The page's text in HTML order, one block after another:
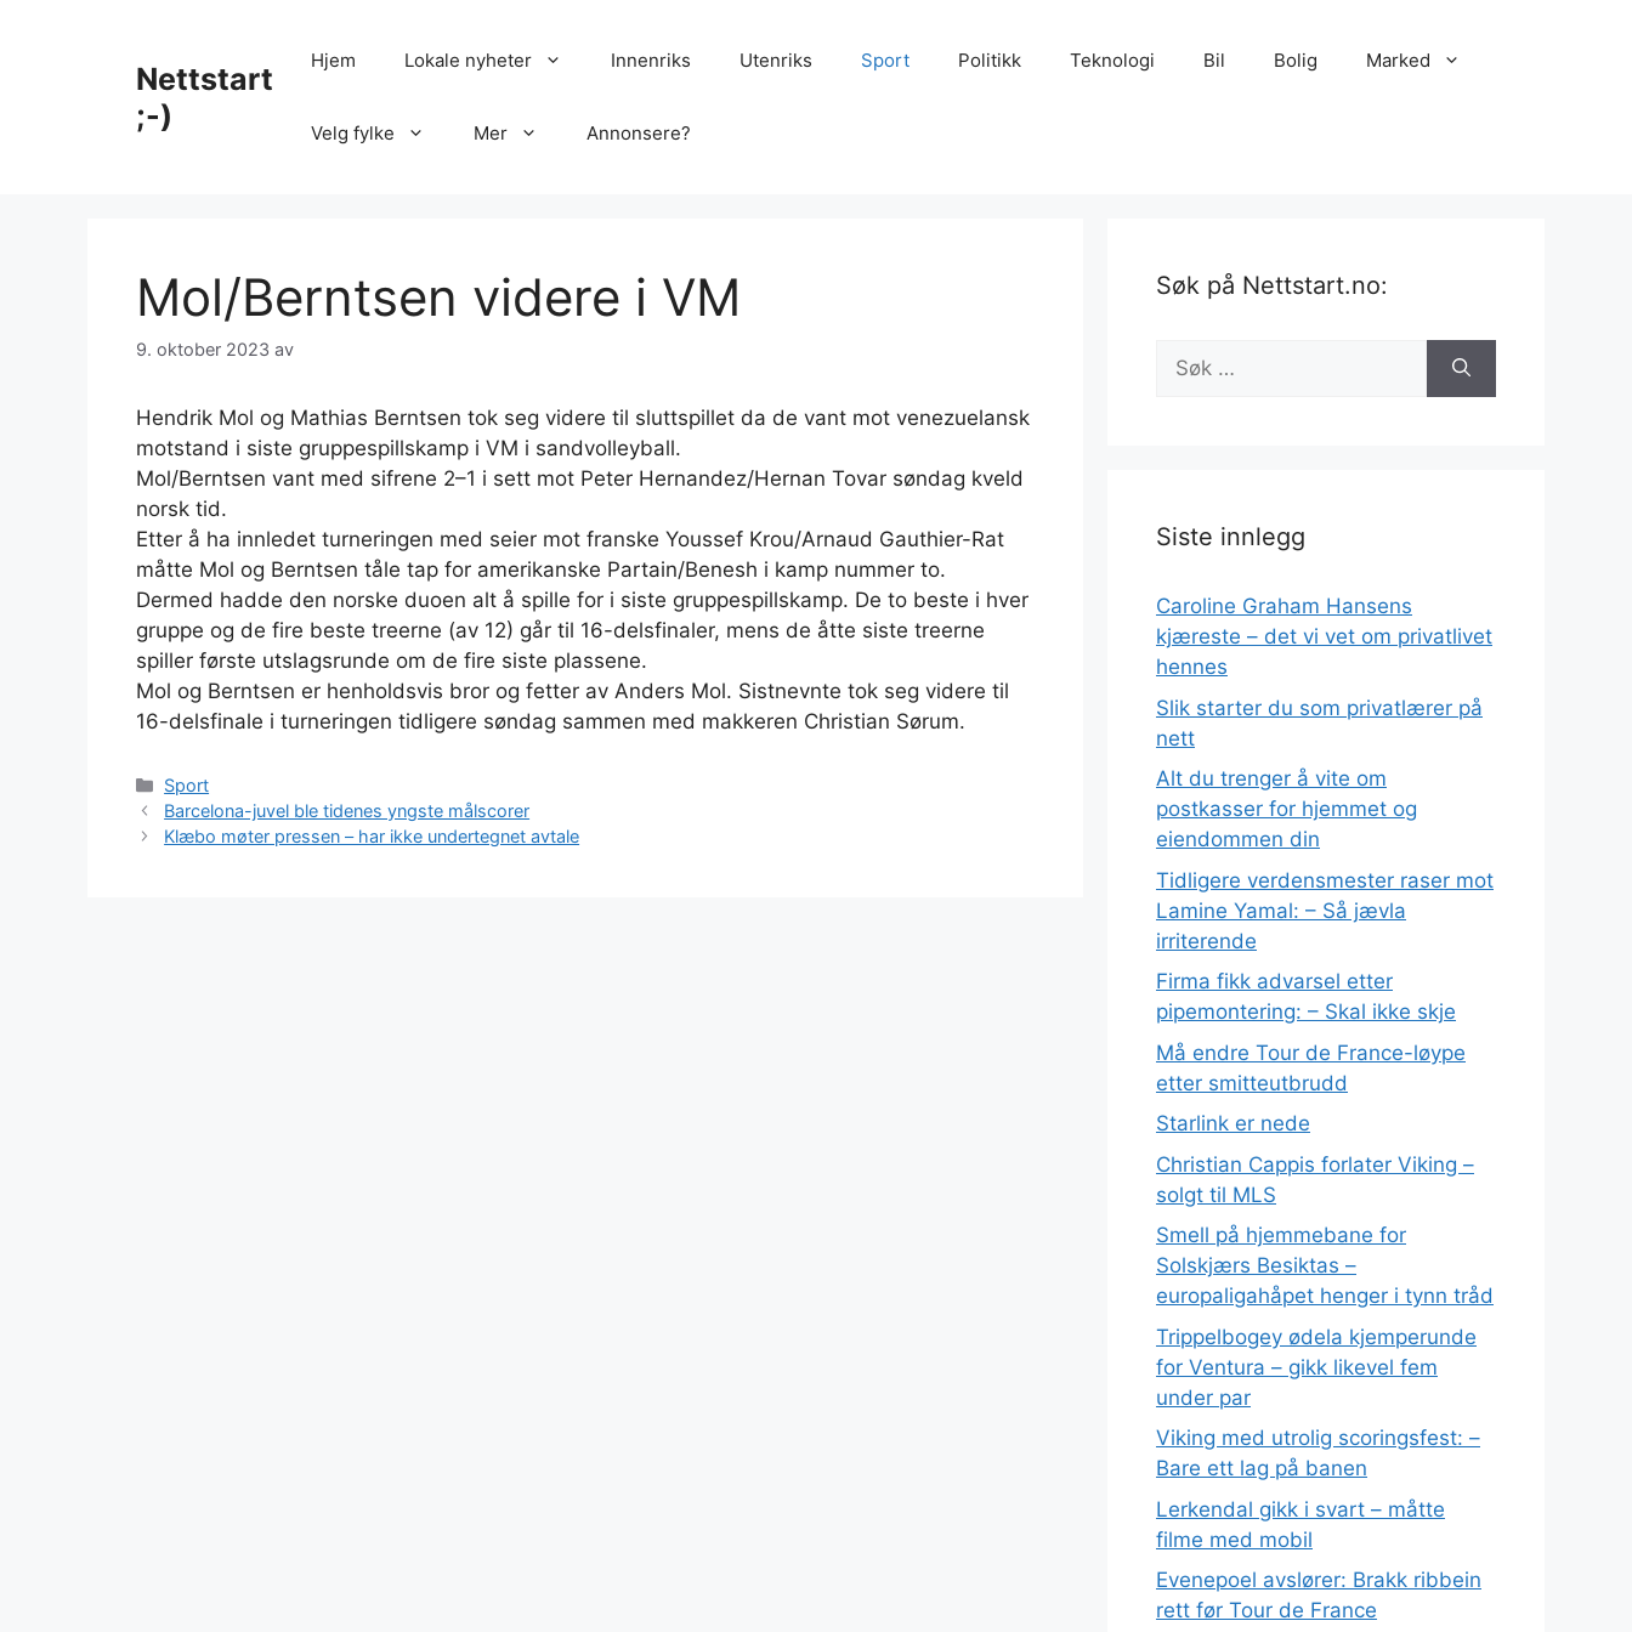
Nettstart
;-)
Hjem Lokale nyheter Innenriks Utenriks Sport Politikk Teknologi Bil Bolig Marked
Velg fylke Mer Annonsere?
Mol/Berntsen videre i VM
9. oktober 2023 av
Hendrik Mol og Mathias Berntsen tok seg videre til sluttspillet da de vant mot venezuelansk
motstand i siste gruppespillskamp i VM i sandvolleyball.
Mol/Berntsen vant med sifrene 2–1 i sett mot Peter Hernandez/Hernan Tovar søndag kveld
norsk tid.
Etter å ha innledet turneringen med seier mot franske Youssef Krou/Arnaud Gauthier-Rat
måtte Mol og Berntsen tåle tap for amerikanske Partain/Benesh i kamp nummer to.
Dermed hadde den norske duoen alt å spille for i siste gruppespillskamp. De to beste i hver
gruppe og de fire beste treerne (av 12) går til 16-delsfinaler, mens de åtte siste treerne
spiller første utslagsrunde om de fire siste plassene.
Mol og Berntsen er henholdsvis bror og fetter av Anders Mol. Sistnevnte tok seg videre til
16-delsfinale i turneringen tidligere søndag sammen med makkeren Christian Sørum.
Kategorier
Sport
Barcelona-juvel ble tidenes yngste målscorer
Klæbo møter pressen – har ikke undertegnet avtale
Søk på Nettstart.no:
Søk
etter:
Siste innlegg
Caroline Graham Hansens
kjæreste – det vi vet om privatlivet
hennes
Slik starter du som privatlærer på
nett
Alt du trenger å vite om
postkasser for hjemmet og
eiendommen din
Tidligere verdensmester raser mot
Lamine Yamal: – Så jævla
irriterende
Firma fikk advarsel etter
pipemontering: – Skal ikke skje
Må endre Tour de France-løype
etter smitteutbrudd
Starlink er nede
Christian Cappis forlater Viking –
solgt til MLS
Smell på hjemmebane for
Solskjærs Besiktas –
europaligahåpet henger i tynn tråd
Trippelbogey ødela kjemperunde
for Ventura – gikk likevel fem
under par
Viking med utrolig scoringsfest: –
Bare ett lag på banen
Lerkendal gikk i svart – måtte
filme med mobil
Evenepoel avslører: Brakk ribbein
rett før Tour de France